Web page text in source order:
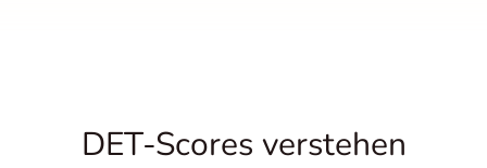
DET-Scores verstehen